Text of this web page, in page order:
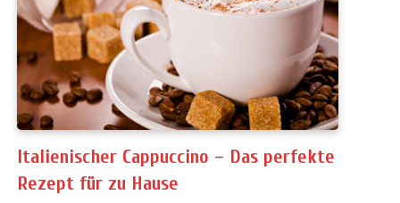
Italienischer Cappuccino – Das perfekte
Rezept für zu Hause